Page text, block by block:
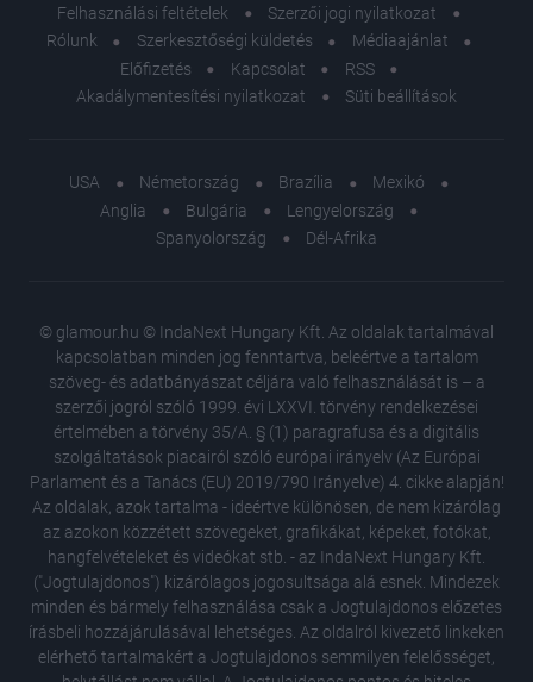
Felhasználási feltételek
Szerzői jogi nyilatkozat
Rólunk
Szerkesztőségi küldetés
Médiaajánlat
Előfizetés
Kapcsolat
RSS
Akadálymentesítési nyilatkozat
Süti beállítások
USA Németország Brazília
Mexikó
Anglia
Bulgária
Lengyelország
Spanyolország
Dél-Afrika
© glamour.hu © IndaNext Hungary Kft. Az oldalak tartalmával
kapcsolatban minden jog fenntartva, beleértve a tartalom
szöveg- és adatbányászat céljára való felhasználását is – a
szerzői jogról szóló 1999. évi LXXVI. törvény rendelkezései
értelmében a törvény 35/A. § (1) paragrafusa és a digitális
szolgáltatások piacairól szóló európai irányelv (Az Európai
Parlament és a Tanács (EU) 2019/790 Irányelve) 4. cikke alapján!
Az oldalak, azok tartalma - ideértve különösen, de nem kizárólag
az azokon közzétett szövegeket, grafikákat, képeket, fotókat,
hangfelvételeket és videókat stb. - az IndaNext Hungary Kft.
("Jogtulajdonos") kizárólagos jogosultsága alá esnek. Mindezek
minden és bármely felhasználása csak a Jogtulajdonos előzetes
írásbeli hozzájárulásával lehetséges. Az oldalról kivezető linkeken
elérhető tartalmakért a Jogtulajdonos semmilyen felelősséget,